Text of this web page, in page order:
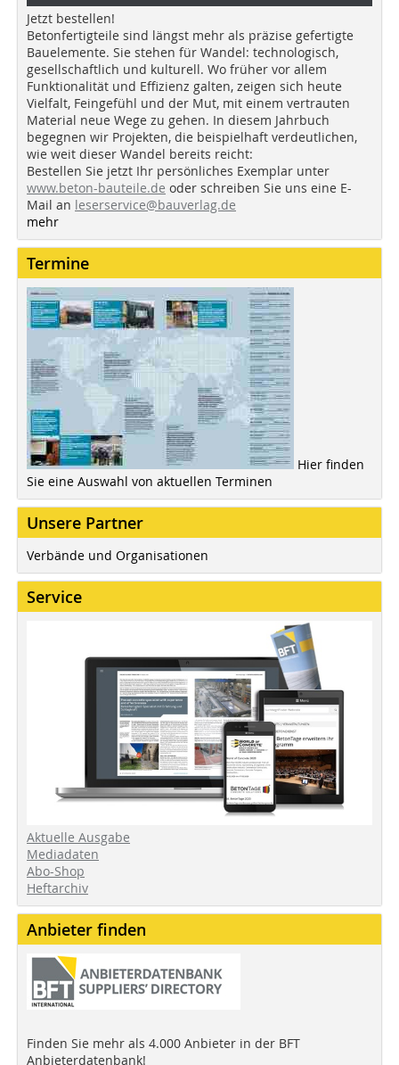
Jetzt bestellen!
Betonfertigteile sind längst mehr als präzise gefertigte
Bauelemente. Sie stehen für Wandel: technologisch,
gesellschaftlich und kulturell. Wo früher vor allem
Funktionalität und Effizienz galten, zeigen sich heute
Vielfalt, Feingefühl und der Mut, mit einem vertrauten
Material neue Wege zu gehen. In diesem Jahrbuch
begegnen wir Projekten, die beispielhaft verdeutlichen,
wie weit dieser Wandel bereits reicht:
Bestellen Sie jetzt Ihr persönliches Exemplar unter
www.beton-bauteile.de oder schreiben Sie uns eine E-
Mail an leserservice@bauverlag.de
mehr
Termine
Hier finden
Sie eine Auswahl von aktuellen Terminen
Unsere Partner
Verbände und Organisationen
Service
Aktuelle Ausgabe
Mediadaten
Abo-Shop
Heftarchiv
Anbieter finden
Finden Sie mehr als 4.000 Anbieter in der BFT
Anbieterdatenbank!